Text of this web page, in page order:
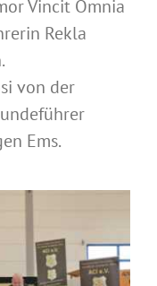
Vincit Omnia
Rekla
von der
Ems.